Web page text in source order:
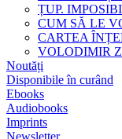
ȚUP.
CUM SĂ LE
CARTEA
VOLODIMIR
Noutăți
Disponibile în curând
Ebooks
Audiobooks
Imprints